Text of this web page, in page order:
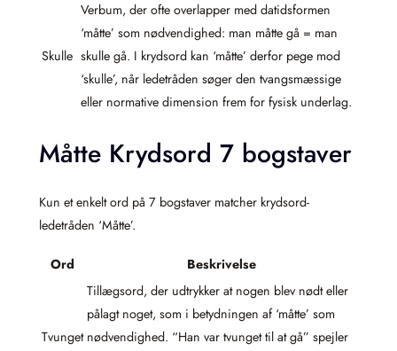
Skulle
Verbum, der ofte overlapper med datidsformen
‘måtte’ som nødvendighed: man måtte gå = man
skulle gå. I krydsord kan ‘måtte’ derfor pege mod
‘skulle’, når ledetråden søger den tvangsmæssige
eller normative dimension frem for fysisk underlag.
Måtte Krydsord 7 bogstaver
Kun et enkelt ord på 7 bogstaver matcher krydsord-
ledetråden ‘Måtte’.
Ord Beskrivelse
Tvunget
Tillægsord, der udtrykker at nogen blev nødt eller
pålagt noget, som i betydningen af ‘måtte’ som
nødvendighed. “Han var tvunget til at gå” spejler